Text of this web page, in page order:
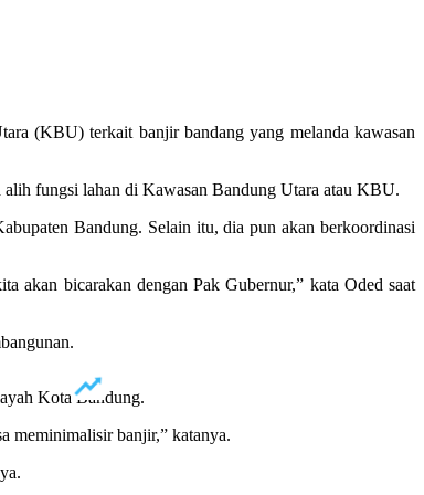
(KBU) terkait banjir bandang yang melanda kawasan
fungsi lahan di Kawasan Bandung Utara atau KBU.
Bandung. Selain itu, dia pun akan berkoordinasi
akan bicarakan dengan Pak Gubernur,” kata Oded saat
Kota Bandung.
meminimalisir banjir,” katanya.